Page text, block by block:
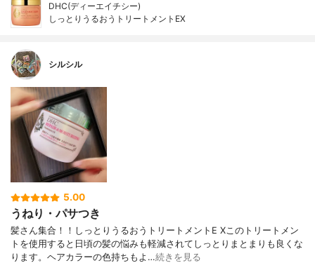
DHC(ディーエイチシー)
しっとりうるおうトリートメントEX
シルシル
5.00
うねり・パサつき
髪さん集合！！しっとりうるおうトリートメントE Xこのトリートメン
トを使用すると日頃の髪の悩みも軽減されてしっとりまとまりも良くな
ります。ヘアカラーの色持ちもよ…続きを見る